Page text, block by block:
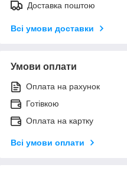
Доставка поштою
Всі умови доставки
Умови оплати
Оплата на рахунок
Готівкою
Оплата на картку
Всі умови оплати